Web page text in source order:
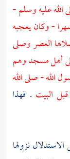
الله عليه وسلم -
- وكان يعجبه
العصر وصلى
أهل مسجد وهم
الله - صلى الله
البيت . فهذا
نزولها